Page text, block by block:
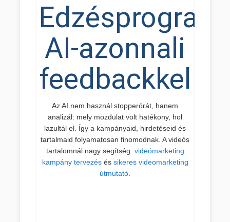
Edzésprogram
AI-azonnali
feedbackkel
Az AI nem használ stopperórát, hanem
analizál: mely mozdulat volt hatékony, hol
lazultál el. Így a kampányaid, hirdetéseid és
tartalmaid folyamatosan finomodnak. A videós
tartalomnál nagy segítség: videómarketing
kampány tervezésés sikeres videomarketing
útmutató